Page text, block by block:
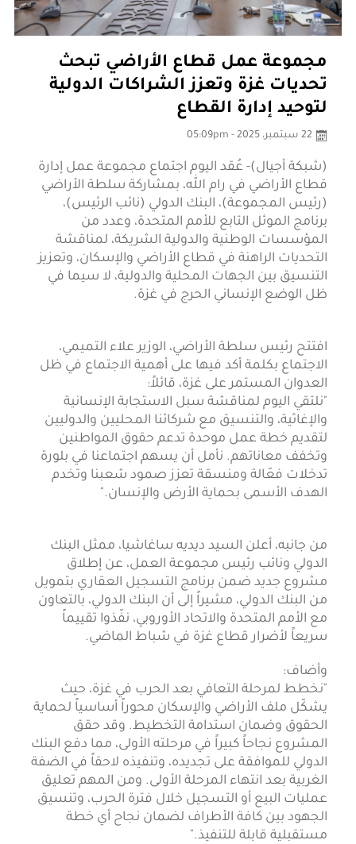
مجموعة عمل قطاع الأراضي تبحث
تحديات غزة وتعزز الشراكات الدولية
لتوحيد إدارة القطاع
22 سبتمبر، 2025 - 05:09pm
(شبكة أجيال)- عُقد اليوم اجتماع مجموعة عمل إدارة
قطاع الأراضي في رام الله، بمشاركة سلطة الأراضي
(رئيس المجموعة)، البنك الدولي (نائب الرئيس)،
برنامج الموئل التابع للأمم المتحدة، وعدد من
المؤسسات الوطنية والدولية الشريكة، لمناقشة
التحديات الراهنة في قطاع الأراضي والإسكان، وتعزيز
التنسيق بين الجهات المحلية والدولية، لا سيما في
ظل الوضع الإنساني الحرج في غزة.
افتتح رئيس سلطة الأراضي، الوزير علاء التميمي،
الاجتماع بكلمة أكد فيها على أهمية الاجتماع في ظل
العدوان المستمر على غزة، قائلاً:
"نلتقي اليوم لمناقشة سبل الاستجابة الإنسانية
والإغاثية، والتنسيق مع شركائنا المحليين والدوليين
لتقديم خطة عمل موحدة تدعم حقوق المواطنين
وتخفف معاناتهم. نأمل أن يسهم اجتماعنا في بلورة
تدخلات فعّالة ومنسقة تعزز صمود شعبنا وتخدم
الهدف الأسمى بحماية الأرض والإنسان."
من جانبه، أعلن السيد ديديه ساغاشيا، ممثل البنك
الدولي ونائب رئيس مجموعة العمل، عن إطلاق
مشروع جديد ضمن برنامج التسجيل العقاري بتمويل
من البنك الدولي، مشيراً إلى أن البنك الدولي، بالتعاون
مع الأمم المتحدة والاتحاد الأوروبي، نفّذوا تقييماً
سريعاً لأضرار قطاع غزة في شباط الماضي.
وأضاف:
"نخطط لمرحلة التعافي بعد الحرب في غزة، حيث
يشكّل ملف الأراضي والإسكان محوراً أساسياً لحماية
الحقوق وضمان استدامة التخطيط. وقد حقق
المشروع نجاحاً كبيراً في مرحلته الأولى، مما دفع البنك
الدولي للموافقة على تجديده، وتنفيذه لاحقاً في الضفة
الغربية بعد انتهاء المرحلة الأولى. ومن المهم تعليق
عمليات البيع أو التسجيل خلال فترة الحرب، وتنسيق
الجهود بين كافة الأطراف لضمان نجاح أي خطة
مستقبلية قابلة للتنفيذ."